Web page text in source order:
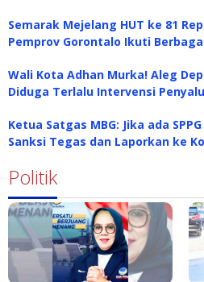
Semarak Mejelang HUT ke 81
Pemprov Gorontalo Ikuti
Wali Kota Adhan Murka! Aleg
Diduga Terlalu Intervensi
Ketua Satgas MBG: Jika ada
Sanksi Tegas dan Laporkan ke
Politik